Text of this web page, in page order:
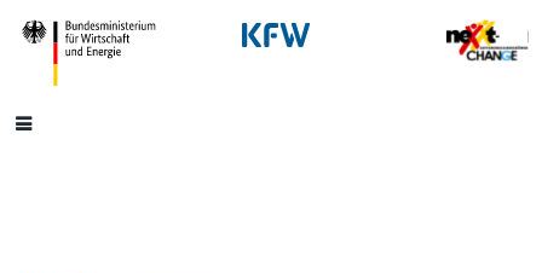
SrOnlyNavigation
Hauptmenü